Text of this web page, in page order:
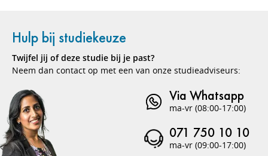
Hulp bij studiekeuze
Twijfel jij of deze studie bij je past?
Neem dan contact op met een van onze studieadviseurs:
Via Whatsapp
ma-vr (08:00-17:00)
071 750 10 10
ma-vr (09:00-17:00)